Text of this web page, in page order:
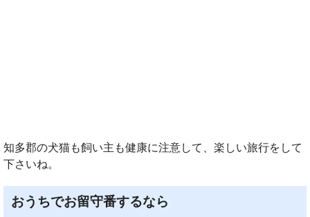
知多郡の犬猫も飼い主も健康に注意して、楽しい旅行をして
下さいね。
おうちでお留守番するなら